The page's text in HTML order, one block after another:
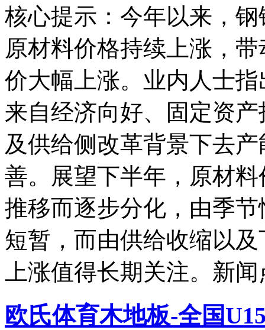
核心提示：今年以来，
原材料价格持续上涨，
价大幅上涨。业内人士
来自经济向好、固定资
及供给侧改革背景下去
善。展望下半年，原材
推移而逐步分化，由季
短暂，而由供给收缩以
上涨值得长期关注。新
欧氏体育木地板-全国